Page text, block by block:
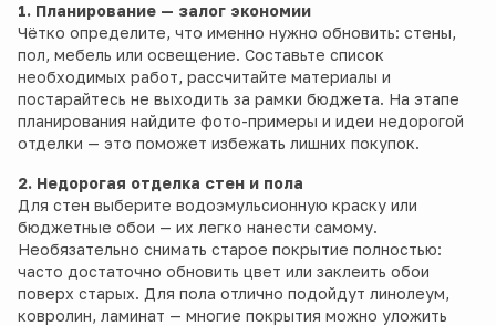
1. Планирование — залог экономии
Чётко определите, что именно нужно обновить: стены,
пол, мебель или освещение. Составьте список
необходимых работ, рассчитайте материалы и
постарайтесь не выходить за рамки бюджета. На этапе
планирования найдите фото-примеры и идеи недорогой
отделки — это поможет избежать лишних покупок.
2. Недорогая отделка стен и пола
Для стен выберите водоэмульсионную краску или
бюджетные обои — их легко нанести самому.
Необязательно снимать старое покрытие полностью:
часто достаточно обновить цвет или заклеить обои
поверх старых. Для пола отлично подойдут линолеум,
ковролин, ламинат — многие покрытия можно уложить